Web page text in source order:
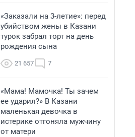
«Заказали на 3-летие»: перед
убийством жены в Казани
турок забрал торт на день
рождения сына
21 657 7
«Мама! Мамочка! Ты зачем
ее ударил?» В Казани
маленькая девочка в
истерике отгоняла мужчину
от матери